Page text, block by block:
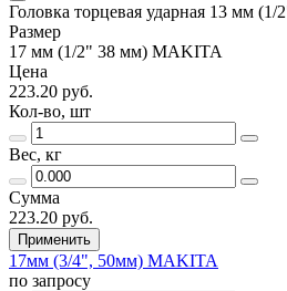
Головка торцевая ударная 13 мм
Размер
17 мм (1/2" 38 мм) MAKITA
Цена
223.20 руб.
Кол-во, шт
Вес, кг
Сумма
223.20 руб.
Применить
17мм (3/4", 50мм) MAKITA
по запросу